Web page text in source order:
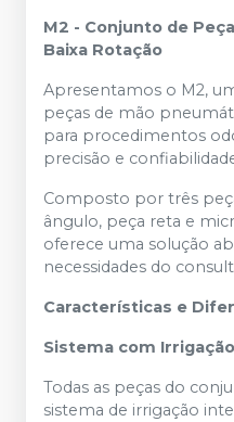
M2 - Conjunto de
Baixa Rotação
Apresentamos o M2,
peças de mão
para procedimentos
precisão e
Composto por três
ângulo, peça reta e
oferece uma solução
necessidades do
Características e
Sistema com
Todas as peças do
sistema de irrigação